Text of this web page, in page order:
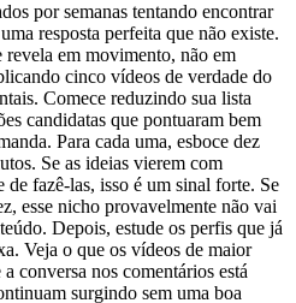
por semanas tentando encontrar
resposta perfeita que não existe.
revela em movimento, não em
cinco vídeos de verdade do
Comece reduzindo sua lista
candidatas que pontuaram bem
Para cada uma, esboce dez
Se as ideias vierem com
fazê-las, isso é um sinal forte. Se
esse nicho provavelmente não vai
Depois, estude os perfis que já
Veja o que os vídeos de maior
conversa nos comentários está
surgindo sem uma boa